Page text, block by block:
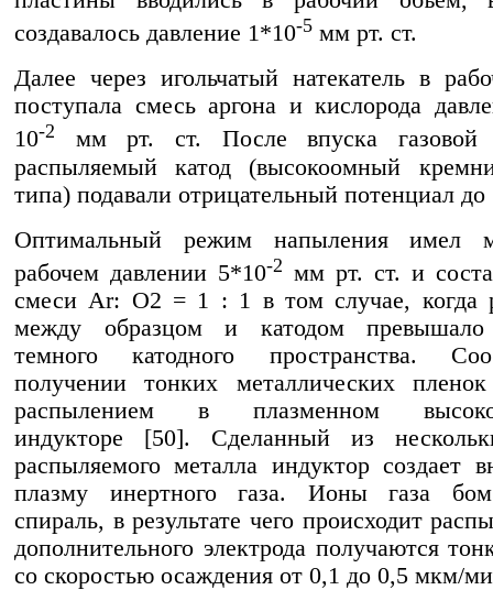
создавалось давление 1*10-5 мм рт. ст.
Далее через игольчатый натекатель в
поступала смесь аргона и кислорода
10-2
мм рт. ст. После впуска газовой
распыляемый катод (высокоомный
типа) подавали отрицательный потенциал
Оптимальный режим напыления имел
рабочем давлении 5*10-2 мм рт. ст. и
смеси Ar: O2 = 1 : 1 в том случае, когда
между образцом и катодом превышало
темного катодного пространства.
получении тонких металлических
распылением в плазменном
индукторе [50]. Сделанный из
распыляемого металла индуктор создает
плазму инертного газа. Ионы газа
спираль, в результате чего происходит
дополнительного электрода получаются
со скоростью осаждения от 0,1 до 0,5 мкм/